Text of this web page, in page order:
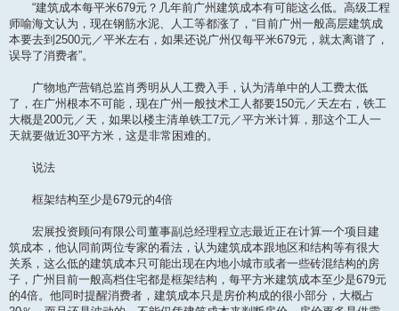
“建筑成本每平米679元？几年前广州建筑成本有可能这么低。高级工程
师喻海文认为，现在钢筋水泥、人工等都涨了，“目前广州一般高层建筑成
本要去到2500元／平米左右，如果还说广州仅每平米679元，就太离谱了，
误导了消费者”。
广物地产营销总监肖秀明从人工费入手，认为清单中的人工费太低
了，在广州根本不可能，现在广州一般技术工人都要150元／天左右，铁工
大概是200元／天，如果以楼主清单铁工7元／平方米计算，那这个工人一
天就要做近30平方米，这是非常困难的。
说法
框架结构至少是679元的4倍
宏展投资顾问有限公司董事副总经理程立志最近正在计算一个项目建
筑成本，他认同前两位专家的看法，认为建筑成本跟地区和结构等有很大
关系，这么低的建筑成本只可能出现在内地小城市或者一些砖混结构的房
子，广州目前一般高档住宅都是框架结构，每平方米建筑成本至少是679元
的4倍。他同时提醒消费者，建筑成本只是房价构成的很小部分，大概占